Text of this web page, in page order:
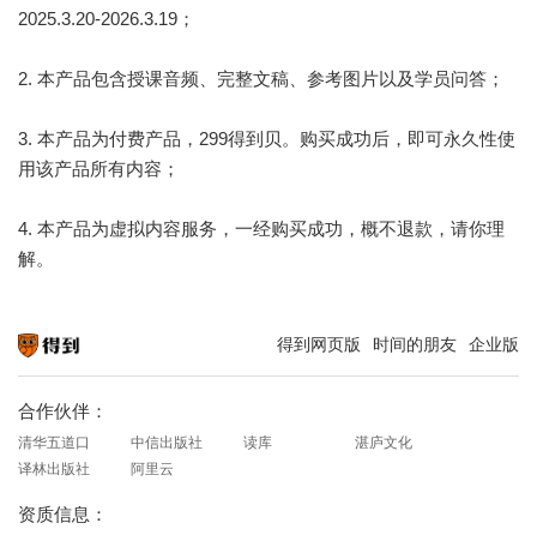
2025.3.20-2026.3.19；
2. 本产品包含授课音频、完整文稿、参考图片以及学员问答；
3. 本产品为付费产品，299得到贝。购买成功后，即可永久性使
用该产品所有内容；
4. 本产品为虚拟内容服务，一经购买成功，概不退款，请你理
解。
得到网页版 时间的朋友 企业版
合作伙伴：
清华五道口 中信出版社 读库
湛庐文化
译林出版社
阿里云
资质信息：